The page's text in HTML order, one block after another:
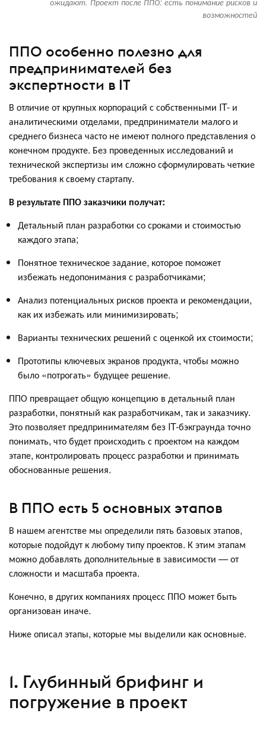
возможностей
ППО особенно полезно для
предпринимателей без
экспертности в IT
В отличие от крупных корпораций с собственными IT- и
аналитическими отделами, предприниматели малого и
среднего бизнеса часто не имеют полного представления о
конечном продукте. Без проведенных исследований и
технической экспертизы им сложно сформулировать четкие
требования к своему стартапу.
В результате ППО заказчики получат:
Детальный план разработки со сроками и стоимостью
каждого этапа;
Понятное техническое задание, которое поможет
избежать недопонимания с разработчиками;
Анализ потенциальных рисков проекта и рекомендации,
как их избежать или минимизировать;
Варианты технических решений с оценкой их стоимости;
Прототипы ключевых экранов продукта, чтобы можно
было «потрогать» будущее решение.
ППО превращает общую концепцию в детальный план
разработки, понятный как разработчикам, так и заказчику.
Это позволяет предпринимателям без IT-бэкграунда точно
понимать, что будет происходить с проектом на каждом
этапе, контролировать процесс разработки и принимать
обоснованные решения.
В ППО есть 5 основных этапов
В нашем агентстве мы определили пять базовых этапов,
которые подойдут к любому типу проектов. К этим этапам
можно добавлять дополнительные в зависимости — от
сложности и масштаба проекта.
Конечно, в других компаниях процесс ППО может быть
организован иначе.
Ниже описал этапы, которые мы выделили как основные.
1. Глубинный брифинг и
погружение в проект